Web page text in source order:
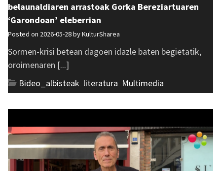
belaunaldiaren arrastoak Gorka Bereziartuaren
‘Garondoan’ eleberrian
Posted on 2026-05-28 byKulturSharea
Sormen-krisi betean dagoen idazle baten begietatik,
oroimenaren [...]
Bideo_albisteak literatura Multimedia